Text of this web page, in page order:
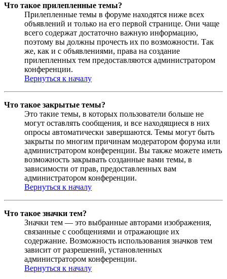
Что такое прилепленные темы?
Прилепленные темы в форуме находятся ниже всех
объявлений и только на его первой странице. Они чаще
всего содержат достаточно важную информацию,
поэтому вы должны прочесть их по возможности. Так
же, как и с объявлениями, права на создание
прилепленных тем предоставляются администратором
конференции.
Вернуться к началу
Что такое закрытые темы?
Это такие темы, в которых пользователи больше не
могут оставлять сообщения, и все находящиеся в них
опросы автоматически завершаются. Темы могут быть
закрыты по многим причинам модератором форума или
администратором конференции. Вы также можете иметь
возможность закрывать созданные вами темы, в
зависимости от прав, предоставленных вам
администратором конференции.
Вернуться к началу
Что такое значки тем?
Значки тем — это выбранные авторами изображения,
связанные с сообщениями и отражающие их
содержание. Возможность использования значков тем
зависит от разрешений, установленных
администратором конференции.
Вернуться к началу